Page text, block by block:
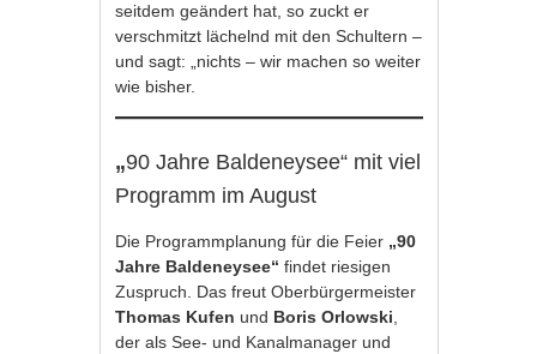
seitdem geändert hat, so zuckt er
verschmitzt lächelnd mit den Schultern –
und sagt: „nichts – wir machen so weiter
wie bisher.
„90 Jahre Baldeneysee“ mit viel
Programm im August
Die Programmplanung für die Feier „90
Jahre Baldeneysee“findet riesigen
Zuspruch. Das freut Oberbürgermeister
Thomas Kufen und Boris Orlowski
der als See- und Kanalmanager und